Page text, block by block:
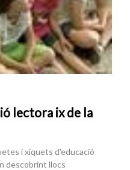
lectora ix de la
i xiquets d'educació
descobrint llocs